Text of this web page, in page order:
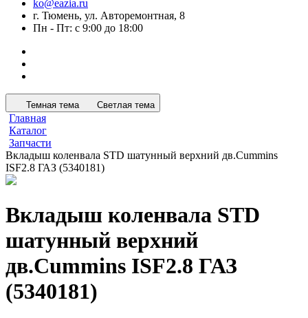
ko@eazia.ru
г. Тюмень, ул. Авторемонтная, 8
Пн - Пт: с 9:00 до 18:00
Темная тема Светлая тема
Главная
Каталог
Запчасти
Вкладыш коленвала STD шатунный верхний дв.Cummins
ISF2.8 ГАЗ (5340181)
Вкладыш коленвала STD
шатунный верхний
дв.Cummins ISF2.8 ГАЗ
(5340181)